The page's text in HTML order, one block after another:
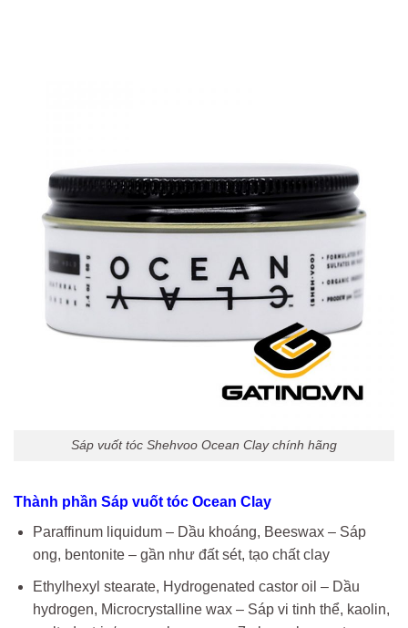
Sáp vuốt tóc Shehvoo Ocean Clay chính hãng
Thành phần Sáp vuốt tóc Ocean Clay
Paraffinum liquidum – Dầu khoáng, Beeswax – Sáp
ong, bentonite – gần như đất sét, tạo chất clay
Ethylhexyl stearate, Hydrogenated castor oil – Dầu
hydrogen, Microcrystalline wax – Sáp vi tinh thể, kaolin,